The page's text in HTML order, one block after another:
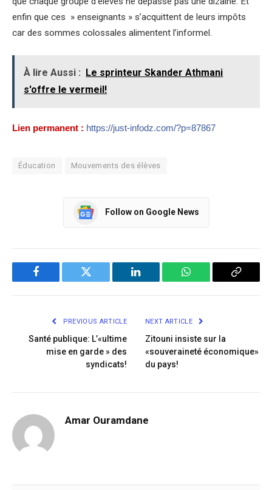
enfin que ces » enseignants » s’acquittent de leurs impôts
car des sommes colossales alimentent l’informel.
À lire Aussi :
Le sprinteur Skander Athmani
s'offre le vermeil!
Lien permanent : https://just-infodz.com/?p=87867
Éducation Mouvements des élèves
Follow on Google News
Facebook Twitter LinkedIn WhatsApp Copy
PREVIOUS ARTICLE
Santé publique: L’«ultime
mise en garde » des
syndicats!
NEXT ARTICLE
Zitouni insiste sur la
«souveraineté économique»
du pays!
Amar Ouramdane